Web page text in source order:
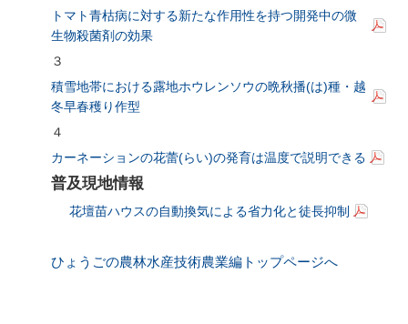
トマト青枯病に対する新たな作用性を持つ開発中の微
生物殺菌剤の効果
３
積雪地帯における露地ホウレンソウの晩秋播(は)種・越
冬早春穫り作型
４
カーネーションの花蕾(らい)の発育は温度で説明できる
普及現地情報
花壇苗ハウスの自動換気による省力化と徒長抑制
ひょうごの農林水産技術農業編トップページへ